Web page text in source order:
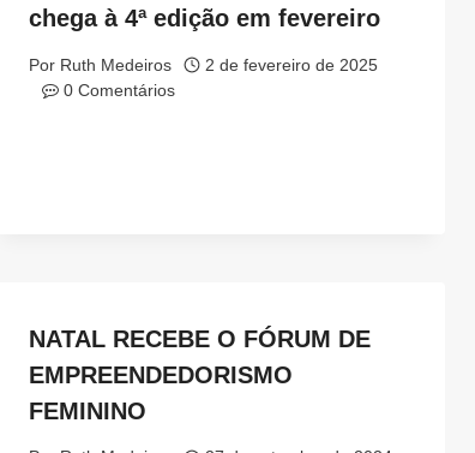
chega à 4ª edição em fevereiro
Por Ruth Medeiros
2 de fevereiro de 2025
0 Comentários
NATAL RECEBE O FÓRUM DE
EMPREENDEDORISMO
FEMININO